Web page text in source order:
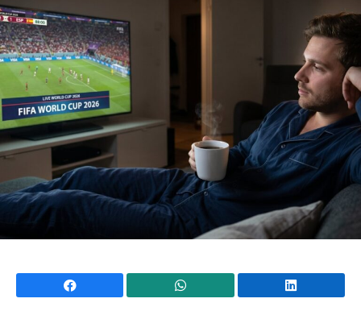
Facebook WhatsApp